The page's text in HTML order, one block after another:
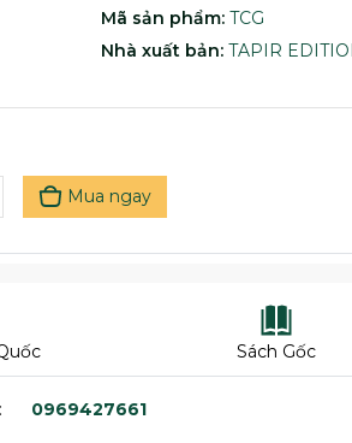
Mã sản phẩm: TCG
Nhà xuất bản: TAPIR
Mua ngay
Sách Gốc
0969427661